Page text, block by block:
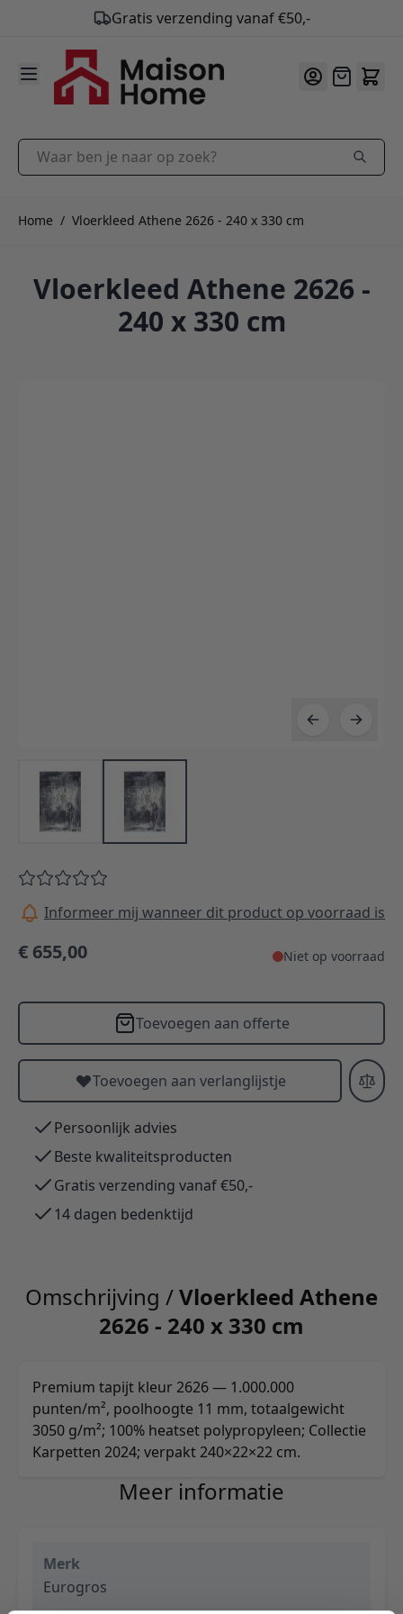
9.9/10
Ga naar de inhoud
Offerte
Waar ben je naar op zoek?
Home / Vloerkleed Athene 2626 - 240 x 330 cm
Vloerkleed Athene 2626 -
240 x 330 cm
Informeer mij wanneer dit product op voorraad is
€ 655,00 Niet op voorraad
Toevoegen aan offerte
Toevoegen aan verlanglijstje
Persoonlijk advies
Beste kwaliteitsproducten
Gratis verzending vanaf €50,-
14 dagen bedenktijd
Omschrijving /Vloerkleed Athene
2626 - 240 x 330 cm
Premium tapijt kleur 2626 — 1.000.000
punten/m², poolhoogte 11 mm, totaalgewicht
3050 g/m²; 100% heatset polypropyleen; Collectie
Karpetten 2024; verpakt 240×22×22 cm.
Meer informatie
Merk
Eurogros